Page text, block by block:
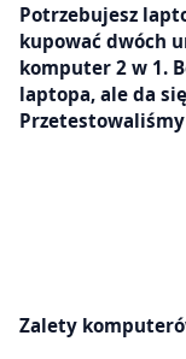
Potrzebujesz
kupować dwóch
komputer 2 w 1.
laptopa, ale da
Zalety